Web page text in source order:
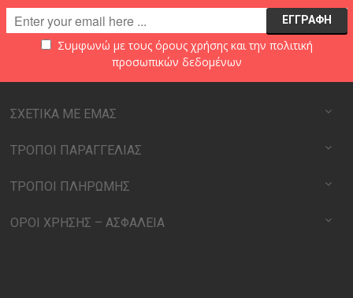
Συμφωνώ με τους όρους χρήσηςκαι την πολιτική
προσωπικών δεδομένων
ΣΧΕΤΙΚΑ ΜΕ ΕΜΑΣ
ΤΡΟΠΟΙ ΠΑΡΑΓΓΕΛΙΑΣ
ΤΡΟΠΟΙ ΠΛΗΡΩΜΗΣ
ΟΡΟΙ ΧΡΗΣΗΣ – ΑΣΦΑΛΕΙΑ